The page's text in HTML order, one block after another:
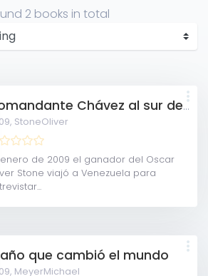
2 books in total
Comandante Chávez al sur de la frontera [Videodisco digital]
StoneOliver
enero de 2009 el ganador del Oscar
Stone viajó a Venezuela para
año que cambió el mundo
MeyerMichael